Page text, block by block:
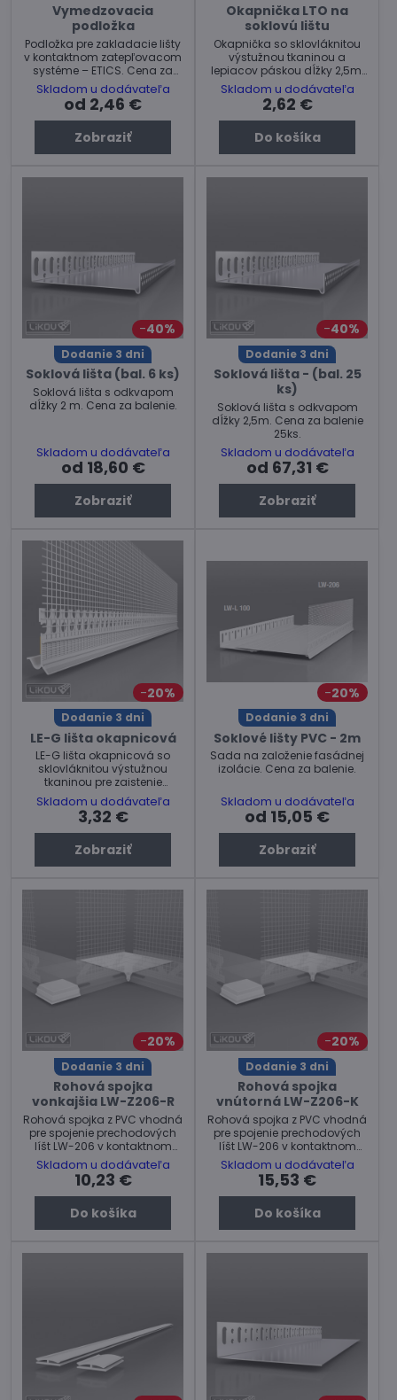
Vymedzovacia
podložka
Podložka pre zakladacie lišty
v kontaktnom zatepľovacom
systéme – ETICS. Cena za
balenie.
Skladom u dodávateľa
od 2,46 €
Zobraziť
Okapnička LTO na
soklovú lištu
Okapnička so sklovláknitou
výstužnou tkaninou a
lepiacov páskou dĺžky 2,5m.
Cena za ks.
Skladom u dodávateľa
2,62 €
Do košíka
40%
Dodanie 3 dni
Soklová lišta (bal. 6 ks)
Soklová lišta s odkvapom
dĺžky 2 m. Cena za balenie.
Skladom u dodávateľa
od 18,60 €
Zobraziť
40%
Dodanie 3 dni
Soklová lišta - (bal. 25
ks)
Soklová lišta s odkvapom
dĺžky 2,5m. Cena za balenie
25ks.
Skladom u dodávateľa
od 67,31 €
Zobraziť
20%
Dodanie 3 dni
LE-G lišta okapnicová
LE-G lišta okapnicová so
sklovláknitou výstužnou
tkaninou pre zaistenie
dilatujúceho spoja medzi
zakladacou lištou a
omietkou v kontaktnom
zatepľovacom systéme -
ETICS. Šírka 5mm, dĺžka
Skladom u dodávateľa
3,32 €
Zobraziť
20%
Dodanie 3 dni
Soklové lišty PVC - 2m
Sada na založenie fasádnej
izolácie. Cena za balenie.
Skladom u dodávateľa
od 15,05 €
Zobraziť
20%
Dodanie 3 dni
Rohová spojka
vonkajšia LW-Z206-R
Rohová spojka z PVC vhodná
pre spojenie prechodových
líšt LW-206 v kontaktnom
zatepľovacom systéme.
Cena za balenie.
Skladom u dodávateľa
10,23 €
Do košíka
20%
Dodanie 3 dni
Rohová spojka
vnútorná LW-Z206-K
Rohová spojka z PVC vhodná
pre spojenie prechodových
líšt LW-206 v kontaktnom
zatepľovacom systéme.
Cena za balenie.
Skladom u dodávateľa
15,53 €
Do košíka